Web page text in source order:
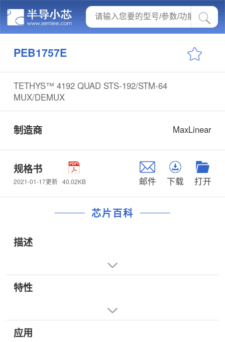
PEB1757E
TETHYS™ 4192 QUAD STS-192/STM-64
MUX/DEMUX
制造商 MaxLinear
规格书
2021-01-17更新 40.02KB 邮件 下载 打开
芯片百科
描述
特性
应用